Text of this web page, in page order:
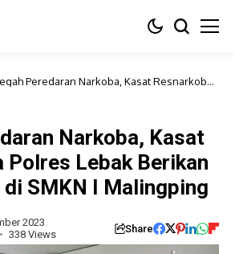
Peredaran Narkoba, Kasat Resnarkoba
Narkoba, Kasat
Polres Lebak Berikan
di SMKN I Malingping
2023
338 Views Share